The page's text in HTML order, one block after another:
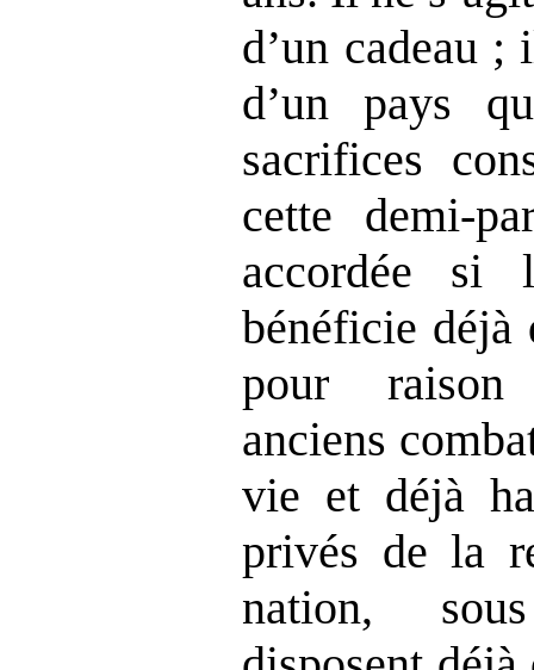
d’un cadeau ;
d’un pays
sacrifices
cette
accordée si
bénéficie déjà
pour raison
anciens
vie et déjà
privés de la
nation,